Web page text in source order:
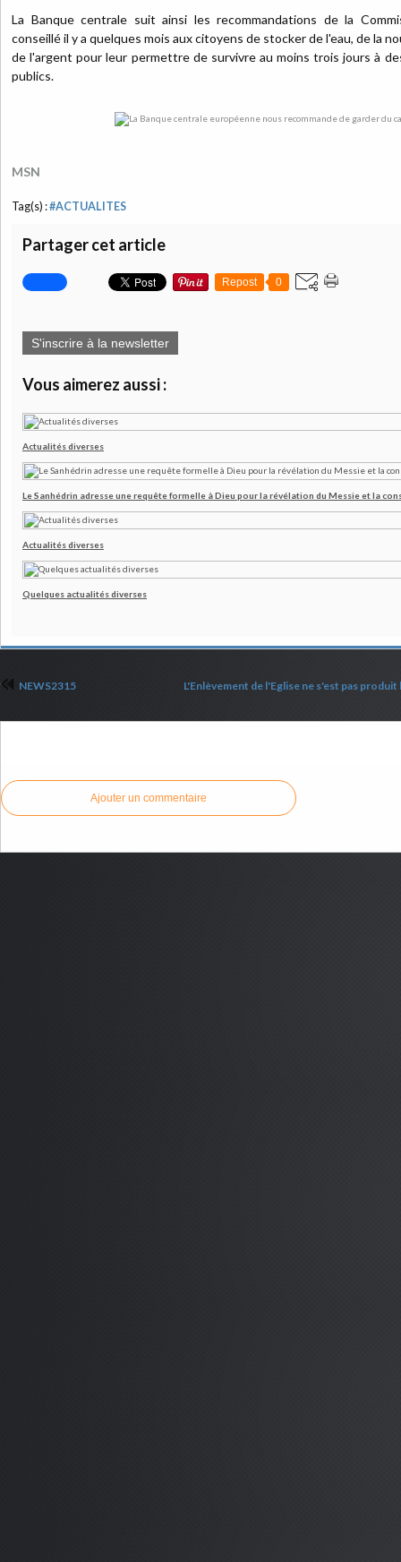
La Banque centrale suit ainsi les recommandations de la
conseillé il y a quelques mois aux citoyens de stocker de l'eau, de la
de l'argent pour leur permettre de survivre au moins trois jours à
publics.
MSN
Tag(s) :#ACTUALITES
Partager cet article
Repost 0
S'inscrire à la newsletter
Vous aimerez aussi :
Actualités diverses
Le Sanhédrin adresse une requête formelle à Dieu pour la révélation du Messie et la
Actualités diverses
Quelques actualités diverses
NEWS2315 L'Enlèvement de l'Eglise ne s'est pas
Ajouter un commentaire